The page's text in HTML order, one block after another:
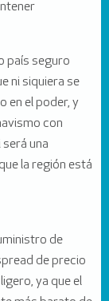
país seguro
ni siquiera se
en el poder, y
con
una
la región está
de
de precio
ya que el